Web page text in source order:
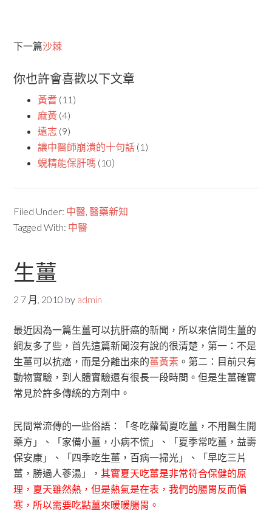
下一篇沙棘
你也許會喜歡以下文章
黃耆 (11)
麻黃 (4)
遠志 (9)
讓中醫師崩潰的十句話 (1)
蜆精能保肝嗎 (10)
Filed Under: 中醫,醫藥新知
Tagged With: 中醫
生薑
2 7 月, 2010 by admin
最近因為一篇生薑可以抗肝癌的新聞，所以來信問生薑的
網友多了些，首先這篇新聞沒有說的很清楚，第一：不是
生薑可以抗癌，而是分離出來的薑黃素 。第二：目前只有
動物實驗，到人體實驗還有很長一段時間。但是生薑確實
常見於許多傳統的方劑中。
民間常流傳的一些俗語：「冬吃蘿蔔夏吃薑，不用醫生開
藥方」、「家備小薑，小病不慌」、「夏季常吃薑，益壽
保安康」、「四季吃生薑，百病一掃光」、「早吃三片
薑，勝過人蔘湯」，其實夏天吃薑是非常符合保健的原
理，夏天雖然熱，但是熱氣是在表，我們的腸胃反而偏
寒，所以需要吃點薑來暖暖腸胃。